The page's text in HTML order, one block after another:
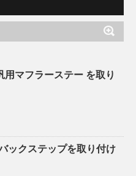
用マフラーステー を取り
ックステップを取り付け